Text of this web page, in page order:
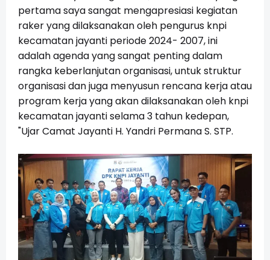
pertama saya sangat mengapresiasi kegiatan
raker yang dilaksanakan oleh pengurus knpi
kecamatan jayanti periode 2024- 2007, ini
adalah agenda yang sangat penting dalam
rangka keberlanjutan organisasi, untuk struktur
organisasi dan juga menyusun rencana kerja atau
program kerja yang akan dilaksanakan oleh knpi
kecamatan jayanti selama 3 tahun kedepan,
"Ujar Camat Jayanti H. Yandri Permana S. STP.